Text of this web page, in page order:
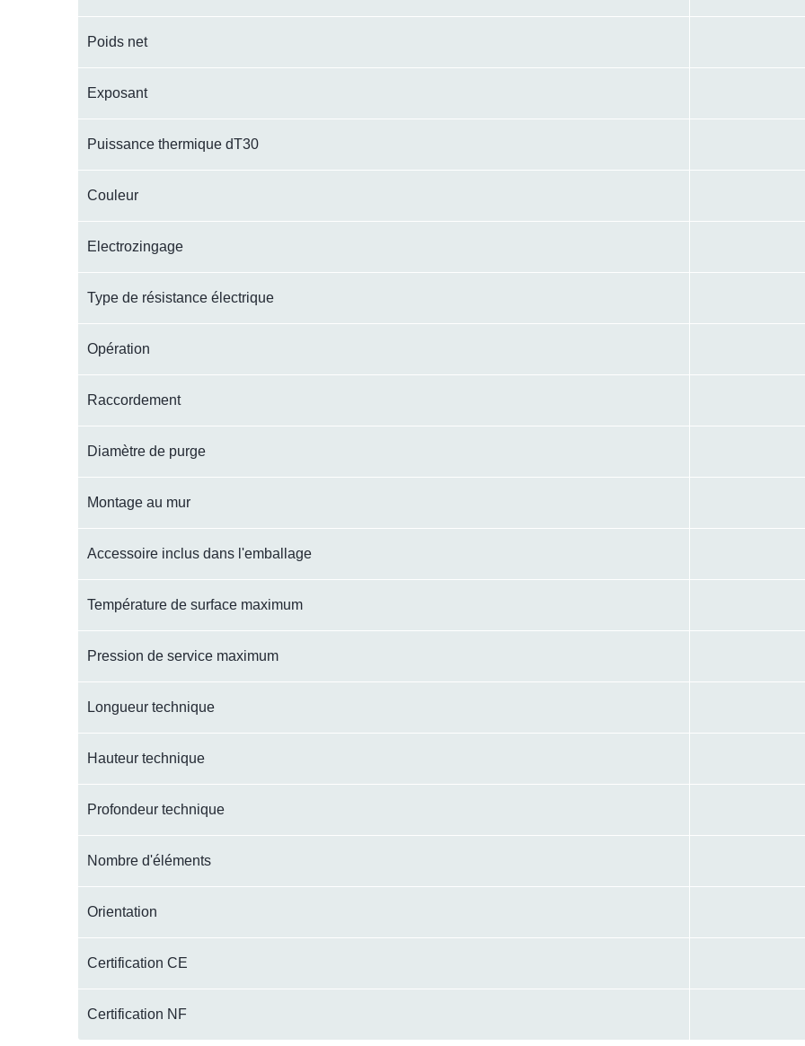
Poids net
Exposant
Puissance thermique dT30
Couleur
Electrozingage
Type de résistance électrique
Opération
Raccordement
Diamètre de purge
Montage au mur
Accessoire inclus dans l'emballage
Température de surface maximum
Pression de service maximum
Longueur technique
Hauteur technique
Profondeur technique
Nombre d'éléments
Orientation
Certification CE
Certification NF